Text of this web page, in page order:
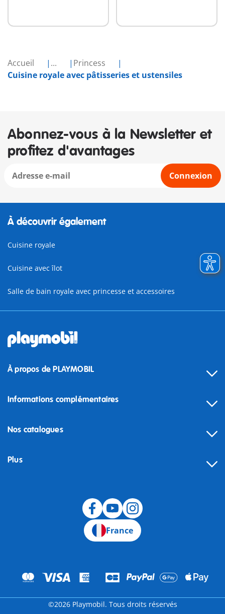
Accueil ...
Princess
Cuisine royale avec pâtisseries et ustensiles
Abonnez-vous à la Newsletter et
profitez d'avantages
Connexion
À découvrir également
Cuisine royale
Cuisine avec îlot
Salle de bain royale avec princesse et accessoires
À propos de PLAYMOBIL
Informations complémentaires
Nos catalogues
Plus
France
©2026 Playmobil. Tous droits réservés